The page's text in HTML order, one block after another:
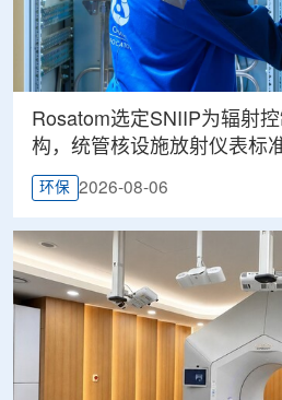
Rosatom选定SNIIP为辐射
构，统管核设施放射仪表标
环保 2026-08-06